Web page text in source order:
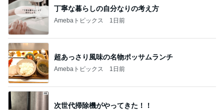
丁寧な暮らしの自分なりの考え方
Amebaトピックス 1日前
超あっさり風味の名物ポッサムランチ
Amebaトピックス 1日前
次世代掃除機がやってきた！！